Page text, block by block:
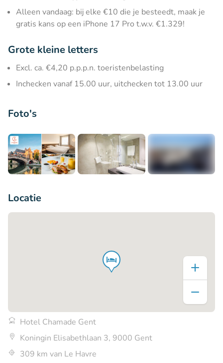
Alleen vandaag: bij elke €10 die je besteedt, maak je
gratis kans op een iPhone 17 Pro t.w.v. €1.329!
Grote kleine letters
Excl. ca. €4,20 p.p.p.n. toeristenbelasting
Inchecken vanaf 15.00 uur, uitchecken tot 13.00 uur
Foto's
Locatie
Hotel Chamade Gent
Koningin Elisabethlaan 3, 9000 Gent
309 km van Le Havre